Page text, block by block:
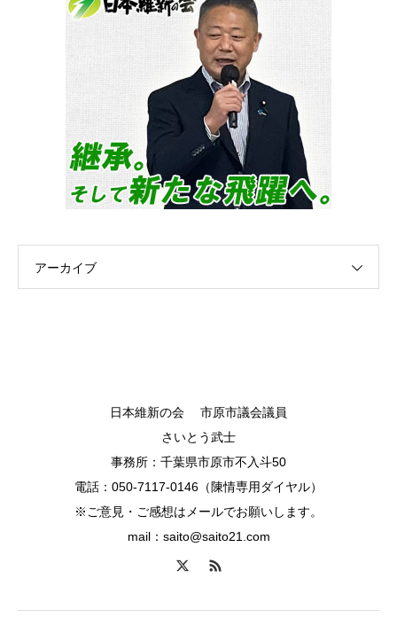
アーカイブ
日本維新の会 市原市議会議員
さいとう武士
事務所：千葉県市原市不入斗50
電話：050-7117-0146（陳情専用ダイヤル）
※ご意見・ご感想はメールでお願いします。
mail：saito@saito21.com